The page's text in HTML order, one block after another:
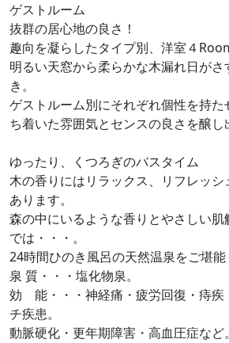
ゲストルーム
抜群の居心地の良さ！
趣向を凝らしたタイプ別、洋室４
明るい天窓から柔らかな木漏れ日がさ
き。
ゲストルーム別にそれぞれ個性を持
ち着いた雰囲気とセンスの良さを醸し
ゆったり、くつろぎのバスタイム
木の香りにはリラックス、リフレッ
あります。
森の中にいるような香りとやさしい肌
では・・・。
24時間ひのき風呂の天然温泉をご堪能
泉 質・・・塩化物泉。
効 能・・・神経痛・疲労回復・痔疾
チ疾患。
動脈硬化・更年期障害・高血圧症など。